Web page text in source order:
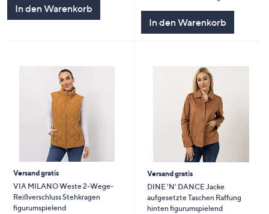
In den Warenkorb
In den Warenkorb
Versand gratis
VIA MILANO Weste 2-Wege-
Reißverschluss Stehkragen
figurumspielend
Versand gratis
DINE 'N' DANCE Jacke
aufgesetzte Taschen Raffung
hinten figurumspielend